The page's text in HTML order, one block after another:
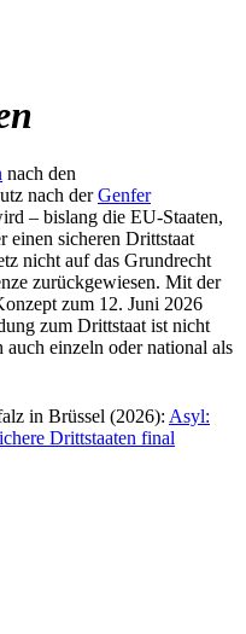
nach den
nach derGenfer
– bislang die EU-Staaten,
einen sicheren Drittstaat
nicht auf das Grundrecht
zurückgewiesen. Mit der
zum 12. Juni 2026
zum Drittstaat ist nicht
einzeln oder national als
in Brüssel (2026): Asyl:
Drittstaaten final